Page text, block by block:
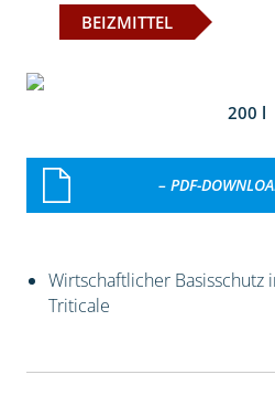
BEIZMITTEL
200 l
– PDF-
Wirtschaftlicher Basisschutz
Triticale